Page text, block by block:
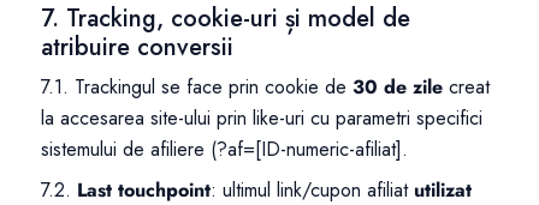
7. Tracking, cookie-uri și model de
atribuire conversii
7.1. Trackingul se face prin cookie de 30 de zile creat
la accesarea site-ului prin like-uri cu parametri specifici
sistemului de afiliere (?af=[ID-numeric-afiliat].
7.2. Last touchpoint: ultimul link/cupon afiliat utilizat